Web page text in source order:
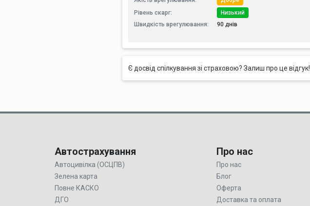
Рівень скарг:
Низький
Швидкість врегулювання:
90 днів
Є досвід спілкування зі страховою? Залиш про це відгук!
Автострахування
Автоцивілка (ОСЦПВ)
Зелена карта
Повне КАСКО
ДГО
Про нас
Про нас
Блог
Оферта
Доставка та оплата